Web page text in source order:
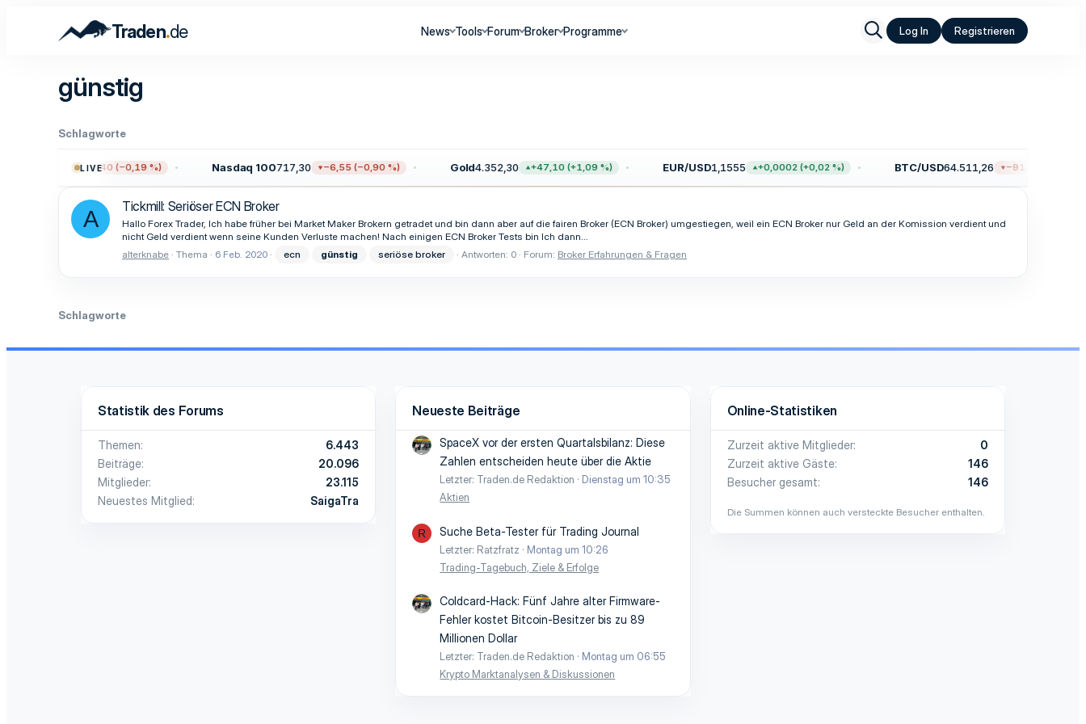
Traden.de News Tools Forum Broker Programme Log In Registrieren
günstig
Schlagworte
LIVE
−14,40 (−0,19 %) Nasdaq 100717,30 −6,55 (−0,90 %) Gold4.352,30 +47,10 (+1,09 %) EUR/USD1,1555 +0,0002 (+0,02 %) BTC/USD64.511,26 −91,06 (−0,14 %)
A Tickmill: Seriöser ECN Broker
Hallo Forex Trader, Ich habe früher bei Market Maker Brokern getradet und bin dann aber auf die fairen Broker (ECN Broker) umgestiegen, weil ein ECN Broker nur Geld an der Komission verdient und
nicht Geld verdient wenn seine Kunden Verluste machen! Nach einigen ECN Broker Tests bin Ich dann...
alterknabe Thema 6 Feb. 2020 ecn günstig seriöse broker Antworten: 0 Forum: Broker Erfahrungen & Fragen
Schlagworte
Statistik des Forums
Themen
6.443
Beiträge
20.096
Mitglieder
23.115
Neuestes Mitglied
SaigaTra
Neueste Beiträge
SpaceX vor der ersten Quartalsbilanz: Diese
Zahlen entscheiden heute über die Aktie
Letzter: Traden.de Redaktion
Dienstag um 10:35
Aktien
R Suche Beta-Tester für Trading Journal
Letzter: Ratzfratz
Montag um 10:26
Trading-Tagebuch, Ziele & Erfolge
Coldcard-Hack: Fünf Jahre alter Firmware-
Fehler kostet Bitcoin-Besitzer bis zu 89
Millionen Dollar
Letzter: Traden.de Redaktion
Montag um 06:55
Krypto Marktanalysen & Diskussionen
Online-Statistiken
Zurzeit aktive Mitglieder
0
Zurzeit aktive Gäste
146
Besucher gesamt
146
Die Summen können auch versteckte Besucher enthalten.